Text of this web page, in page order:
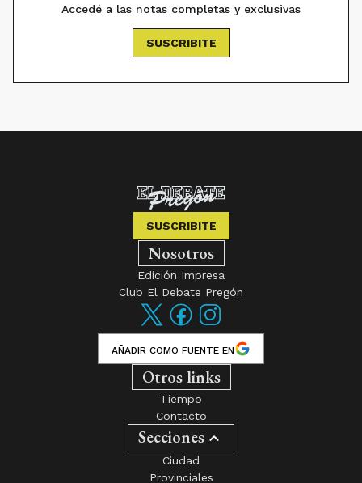
Accedé a las notas completas y exclusivas
SUSCRIBITE
SUSCRIBITE
Nosotros
Edición Impresa
Club El Debate Pregón
AÑADIR COMO FUENTE EN
Otros links
Tiempo
Contacto
Secciones
Ciudad
Provinciales